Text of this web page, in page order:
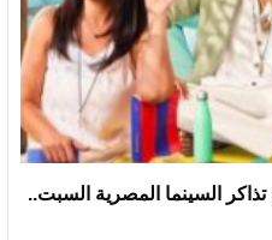
السينما المصرية السبت..